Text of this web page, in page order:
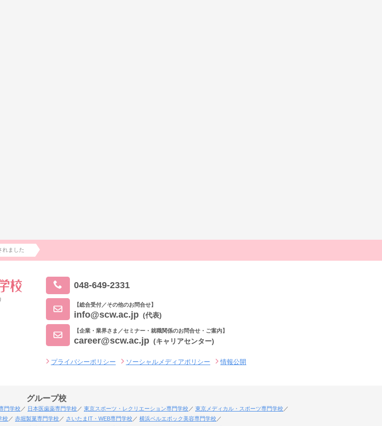
れました
048-649-2331
【総合受付／その他のお問合せ】
info@scw.ac.jp (代表)
【企業・業界さま／セミナー・就職関係のお問合せ・ご案内】
career@scw.ac.jp (キャリアセンター)
プライバシーポリシー ソーシャルメディアポリシー 情報公開
グループ校
門学校 日本医歯薬専門学校 東京スポーツ・レクリエーション専門学校
東京メディカル・スポーツ専門学校
校 赤堀製菓専門学校 さいたまIT・WEB専門学校
横浜ベルエポック美容専門学校